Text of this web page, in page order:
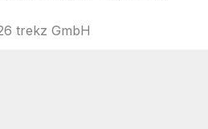
trekz GmbH